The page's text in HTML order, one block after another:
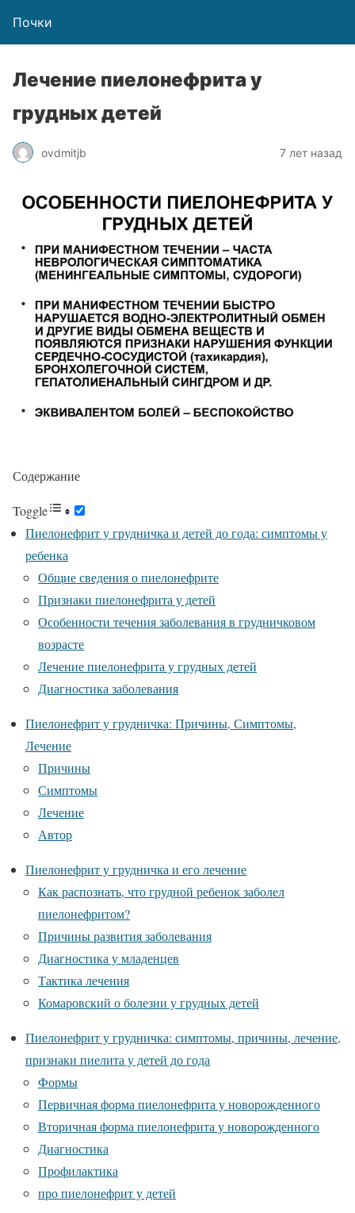
Почки
Лечение пиелонефрита у
грудных детей
ovdmitjb 7 лет назад
Содержание
Toggle
Пиелонефрит у грудничка и детей до года: симптомы у
ребенка
Общие сведения о пиелонефрите
Признаки пиелонефрита у детей
Особенности течения заболевания в грудничковом
возрасте
Лечение пиелонефрита у грудных детей
Диагностика заболевания
Пиелонефрит у грудничка: Причины, Симптомы,
Лечение
Причины
Симптомы
Лечение
Автор
Пиелонефрит у грудничка и его лечение
Как распознать, что грудной ребенок заболел
пиелонефритом?
Причины развития заболевания
Диагностика у младенцев
Тактика лечения
Комаровский о болезни у грудных детей
Пиелонефрит у грудничка: симптомы, причины, лечение,
признаки пиелита у детей до года
Формы
Первичная форма пиелонефрита у новорожденного
Вторичная форма пиелонефрита у новорожденного
Диагностика
Профилактика
про пиелонефрит у детей